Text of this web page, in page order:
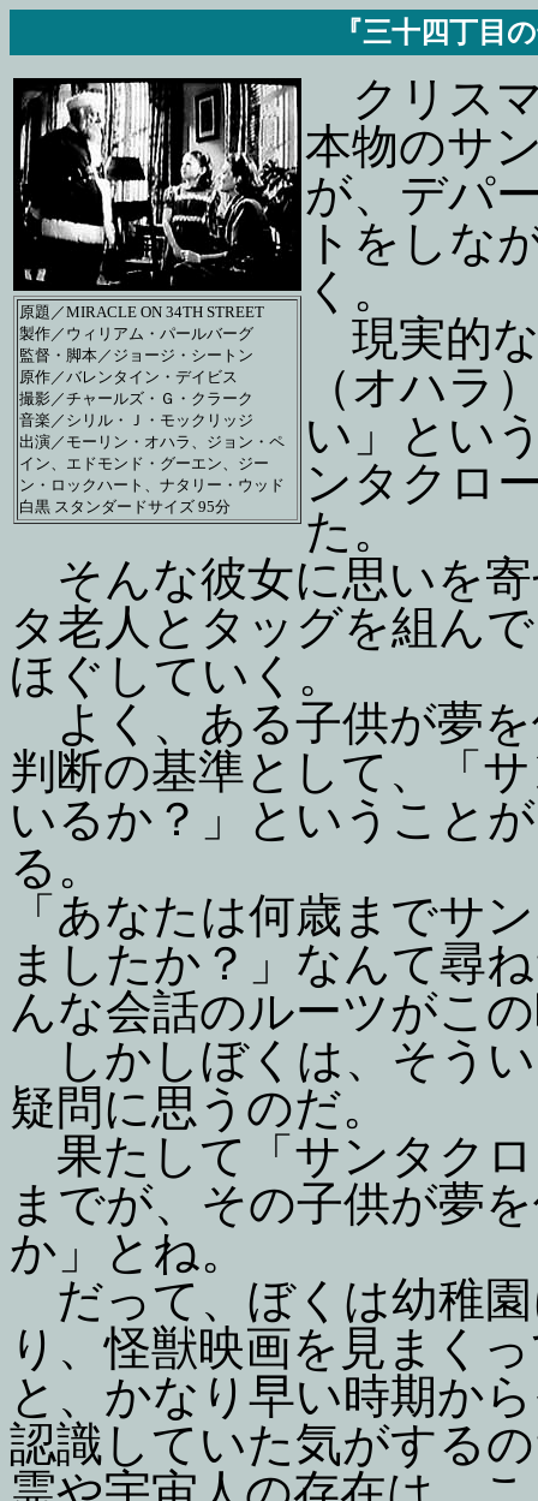
『三十四丁目
原題／MIRACLE ON 34TH STREET
製作／ウィリアム・パールバーグ
監督・脚本／ジョージ・シートン
原作／バレンタイン・デイビス
撮影／チャールズ・Ｇ・クラーク
音楽／シリル・Ｊ・モックリッジ
出演／モーリン・オハラ、ジョン・ペ
イン、エドモンド・グーエン、ジー
ン・ロックハート、ナタリー・ウッド
白黒 スタンダードサイズ 95分
クリス
本物のサ
が、デパ
トをしな
く。
現実的
（オハラ
い」とい
ンタクロ
た。
そんな彼女に思いを
タ老人とタッグを組ん
ほぐしていく。
よく、ある子供が夢
判断の基準として、「
いるか？」ということ
る。
「あなたは何歳までサ
ましたか？」なんて尋
んな会話のルーツがこ
しかしぼくは、そう
疑問に思うのだ。
果たして「サンタク
までが、その子供が夢
か」とね。
だって、ぼくは幼稚
り、怪獣映画を見まく
と、かなり早い時期か
認識していた気がする